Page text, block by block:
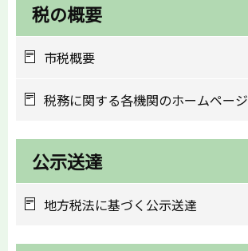
税の概要
市税概要
税務に関する各機関のホームページ
公示送達
地方税法に基づく公示送達